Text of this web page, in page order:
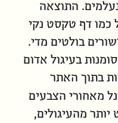
התוצאה
דף טקסט נקי
בולטים מדי.
בעיגול אדום
בתוך האתר
מאחורי הצבעים
יותר מהעיגולים,